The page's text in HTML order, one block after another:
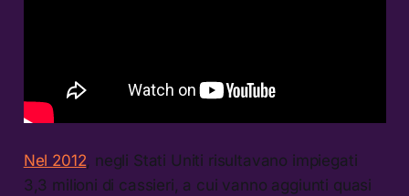
Nel 2012, negli Stati Uniti risultavano impiegati
3,3 milioni di cassieri, a cui vanno aggiunti quasi